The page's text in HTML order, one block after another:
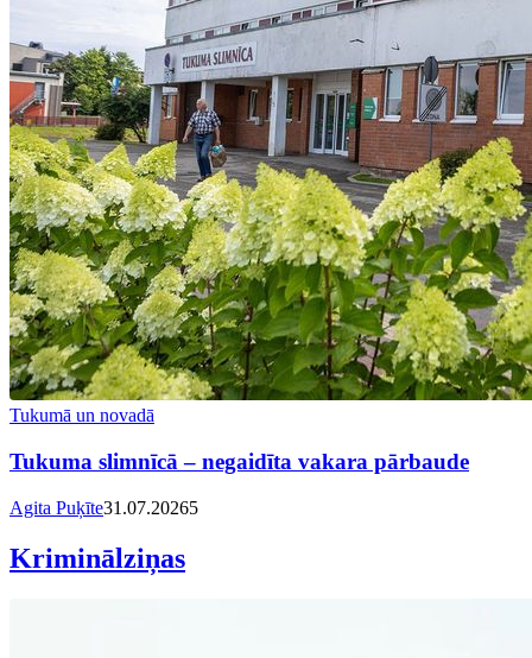
Tukumā un novadā
Tukuma slimnīcā – negaidīta vakara pārbaude
Agita Puķīte31.07.20265
Kriminālziņas